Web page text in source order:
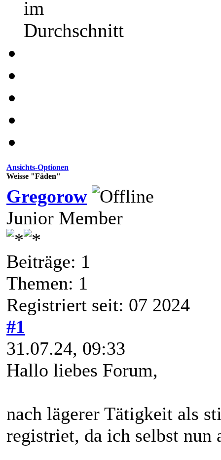
im
Durchschnitt
Ansichts-Optionen
Weisse "Fäden"
Gregorow
Junior Member
Beiträge: 1
Themen: 1
Registriert seit: 07 2024
#1
31.07.24, 09:33
Hallo liebes Forum,
nach lägerer Tätigkeit als
registriet, da ich selbst nun